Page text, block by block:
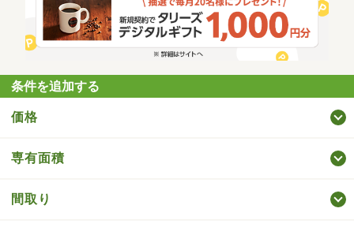
条件を追加する
価格
専有面積
間取り